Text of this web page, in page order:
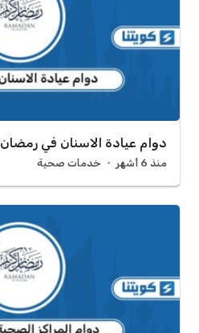
دوام عيادة الاسنان في رمضان 2026 الكويت
منذ 6 أشهر خدمات صحية